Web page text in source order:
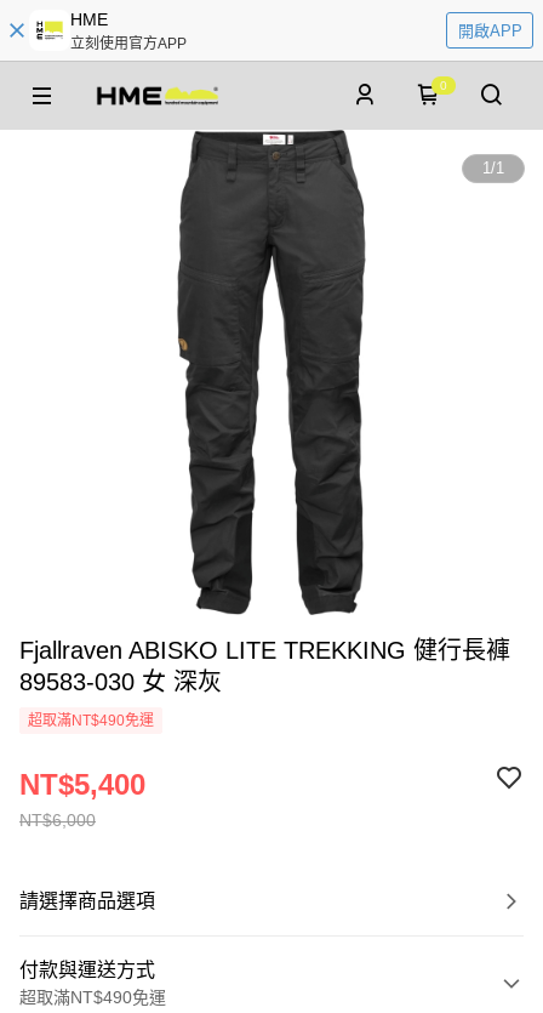
HME
立刻使用官方APP
開啟APP
0
1/1
Fjallraven ABISKO LITE TREKKING 健行長褲
89583-030 女 深灰
超取滿NT$490免運
NT$6,000
NT$5,400
請選擇商品選項
付款與運送方式
超取滿NT$490免運